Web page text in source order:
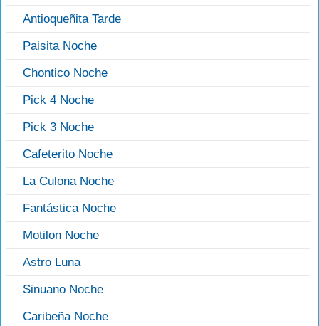
Antioqueñita Tarde
Paisita Noche
Chontico Noche
Pick 4 Noche
Pick 3 Noche
Cafeterito Noche
La Culona Noche
Fantástica Noche
Motilon Noche
Astro Luna
Sinuano Noche
Caribeña Noche